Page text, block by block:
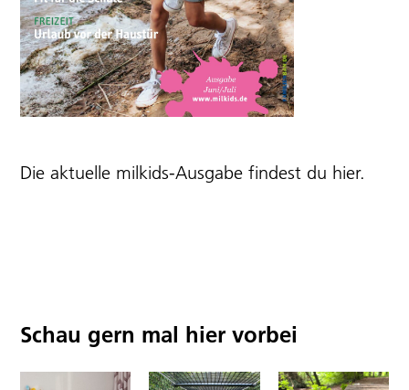
Die aktuelle milkids-Ausgabe findest du hier.
Schau gern mal hier vorbei